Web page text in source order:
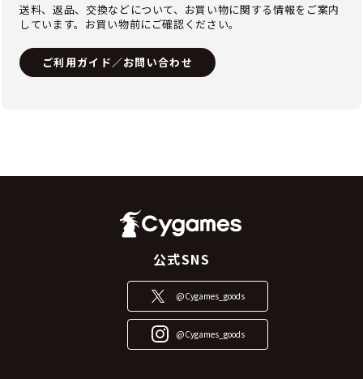
送料、返品、交換などについて、お買い物に関する情報をご案内
しています。お買い物前にご確認ください。
ご利用ガイド／お問い合わせ
公式SNS
@Cygames_goods
@Cygames_goods